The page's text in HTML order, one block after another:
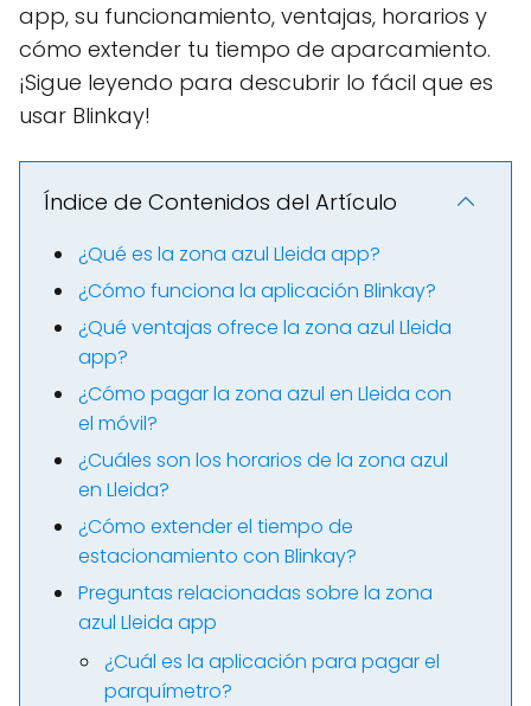
app, su funcionamiento, ventajas, horarios y
cómo extender tu tiempo de aparcamiento.
¡Sigue leyendo para descubrir lo fácil que es
usar Blinkay!
Índice de Contenidos del Artículo
¿Qué es la zona azul Lleida app?
¿Cómo funciona la aplicación Blinkay?
¿Qué ventajas ofrece la zona azul Lleida
app?
¿Cómo pagar la zona azul en Lleida con
el móvil?
¿Cuáles son los horarios de la zona azul
en Lleida?
¿Cómo extender el tiempo de
estacionamiento con Blinkay?
Preguntas relacionadas sobre la zona
azul Lleida app
¿Cuál es la aplicación para pagar el
parquímetro?